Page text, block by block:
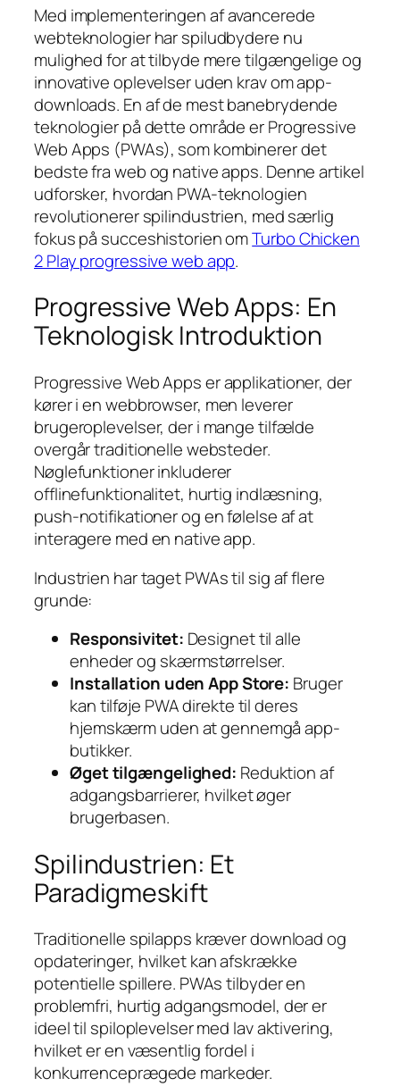
Med implementeringen af avancerede
webteknologier har spiludbydere nu
mulighed for at tilbyde mere tilgængelige og
innovative oplevelser uden krav om app-
downloads. En af de mest banebrydende
teknologier på dette område er Progressive
Web Apps (PWAs), som kombinerer det
bedste fra web og native apps. Denne artikel
udforsker, hvordan PWA-teknologien
revolutionerer spilindustrien, med særlig
fokus på succeshistorien omTurbo Chicken
2 Play progressive web app.
Progressive Web Apps: En
Teknologisk Introduktion
Progressive Web Apps er applikationer, der
kører i en webbrowser, men leverer
brugeroplevelser, der i mange tilfælde
overgår traditionelle websteder.
Nøglefunktioner inkluderer
offlinefunktionalitet, hurtig indlæsning,
push-notifikationer og en følelse af at
interagere med en native app.
Industrien har taget PWAs til sig af flere
grunde:
Responsivitet: Designet til alle
enheder og skærmstørrelser.
Installation uden App Store: Bruger
kan tilføje PWA direkte til deres
hjemskærm uden at gennemgå app-
butikker.
Øget tilgængelighed: Reduktion af
adgangsbarrierer, hvilket øger
brugerbasen.
Spilindustrien: Et
Paradigmeskift
Traditionelle spilapps kræver download og
opdateringer, hvilket kan afskrække
potentielle spillere. PWAs tilbyder en
problemfri, hurtig adgangsmodel, der er
ideel til spiloplevelser med lav aktivering,
hvilket er en væsentlig fordel i
konkurrenceprægede markeder.